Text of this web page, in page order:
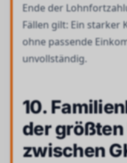
Ende der
Fällen gilt: Ein starker
ohne passende
unvollständig.
10.
der
zwischen